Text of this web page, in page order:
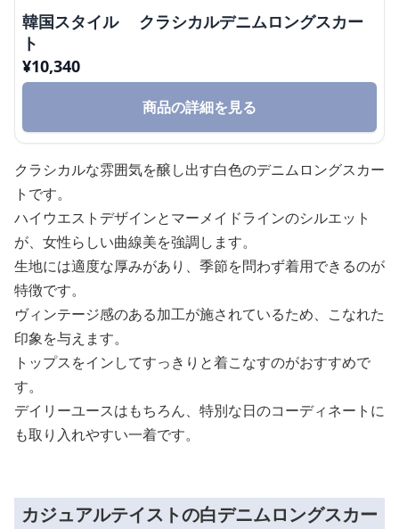
韓国スタイル クラシカルデニムロングスカー
ト
¥10,340
商品の詳細を見る
クラシカルな雰囲気を醸し出す白色のデニムロングスカー
トです。
ハイウエストデザインとマーメイドラインのシルエット
が、女性らしい曲線美を強調します。
生地には適度な厚みがあり、季節を問わず着用できるのが
特徴です。
ヴィンテージ感のある加工が施されているため、こなれた
印象を与えます。
トップスをインしてすっきりと着こなすのがおすすめで
す。
デイリーユースはもちろん、特別な日のコーディネートに
も取り入れやすい一着です。
カジュアルテイストの白デニムロングスカー